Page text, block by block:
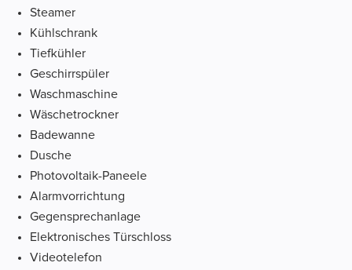
Steamer
Kühlschrank
Tiefkühler
Geschirrspüler
Waschmaschine
Wäschetrockner
Badewanne
Dusche
Photovoltaik-Paneele
Alarmvorrichtung
Gegensprechanlage
Elektronisches Türschloss
Videotelefon